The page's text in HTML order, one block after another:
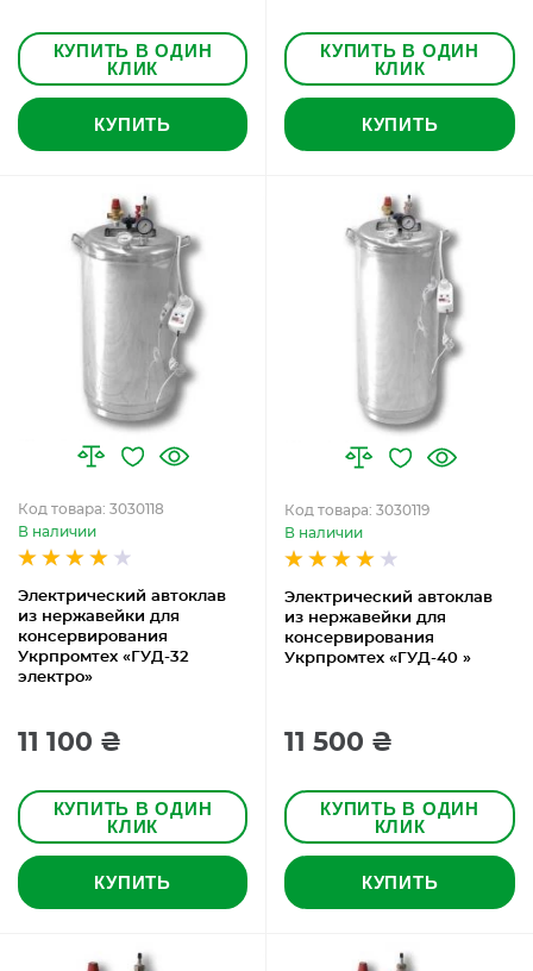
КУПИТЬ В ОДИН
КЛИК
КУПИТЬ
КУПИТЬ В ОДИН
КЛИК
КУПИТЬ
Электрический автоклав
из нержавейки для
консервирования
Укрпромтех «ГУД-32
электро»
Код товара: 3030118
В наличии
11 100 ₴
КУПИТЬ В ОДИН
КЛИК
КУПИТЬ
Электрический автоклав
из нержавейки для
консервирования
Укрпромтех «ГУД-40 »
Код товара: 3030119
В наличии
11 500 ₴
КУПИТЬ В ОДИН
КЛИК
КУПИТЬ